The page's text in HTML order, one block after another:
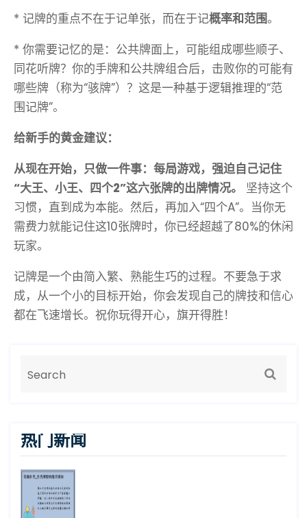
* 记牌的重点不在于记单张，而在于记概率和范围。
* 你需要记忆的是：公共牌面上，可能组成哪些顺子、
同花听牌？你的手牌和公共牌组合后，击败你的可能有
哪些牌（称为“骇牌”）？这是一种基于逻辑推理的“范
围记牌”。
给新手的黄金建议：
从现在开始，只做一件事：每局游戏，强迫自己记住
“大王、小王、四个2”这六张牌的出牌情况。
坚持这个
习惯，直到成为本能。然后，再加入“四个A”。当你无
需费力就能记住这10张牌时，你已经超越了80%的休闲
玩家。
记牌是一个由简入繁、熟能生巧的过程。不要急于求
成，从一个小的目标开始，你会发现自己的牌技和信心
都在飞速增长。祝你玩得开心，旗开得胜！
热门新闻